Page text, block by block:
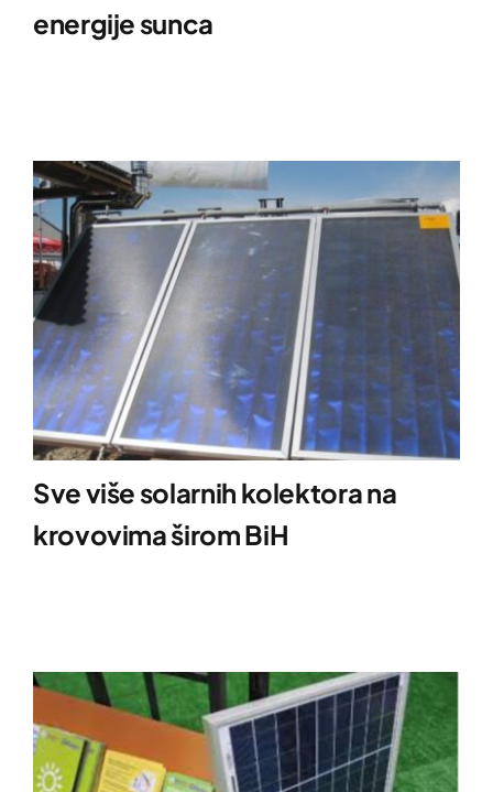
energije sunca
Sve više solarnih kolektora na
krovovima širom BiH